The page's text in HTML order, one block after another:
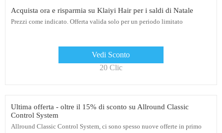
Acquista ora e risparmia su Klaiyi Hair per i saldi di Natale
Prezzi come indicato. Offerta valida solo per un periodo limitato
Vedi Sconto
20 Clic
Ultima offerta - oltre il 15% di sconto su Allround Classic
Control System
Allround Classic Control System, ci sono spesso nuove offerte in primo